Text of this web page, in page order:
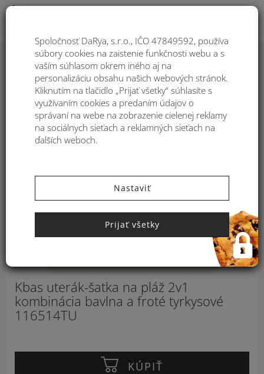
Poradie
2599
99
Kbas uterák-šatka na pláž 2v1
kombinácia bavlna a froté tyrkysové
116514TU
KÚPIŤ
Spoločnosť DaRya, s.r.o., IČO 47849592, používa
súbory cookies na zaistenie funkčnosti webu a s
vaším súhlasom okrem iného aj na
personalizáciu obsahu našich webových stránok.
Kliknutím na tlačidlo „Prijať všetky“ súhlasíte s
využívaním cookies a predaním údajov o
správaní na webe na zobrazenie cielenej reklamy
na sociálnych sieťach a reklamných sieťach na
ďalších weboch.
Nastaviť
Prijať všetky